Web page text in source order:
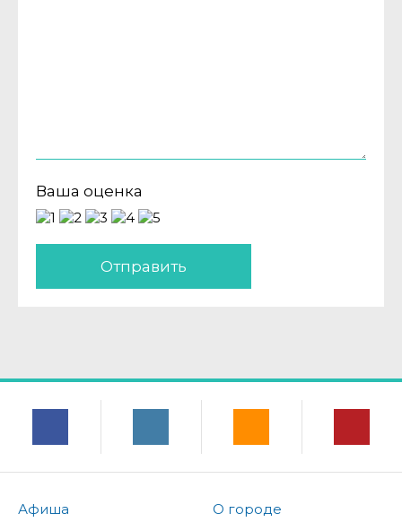
Ваша оценка
Отправить
Афиша
О городе